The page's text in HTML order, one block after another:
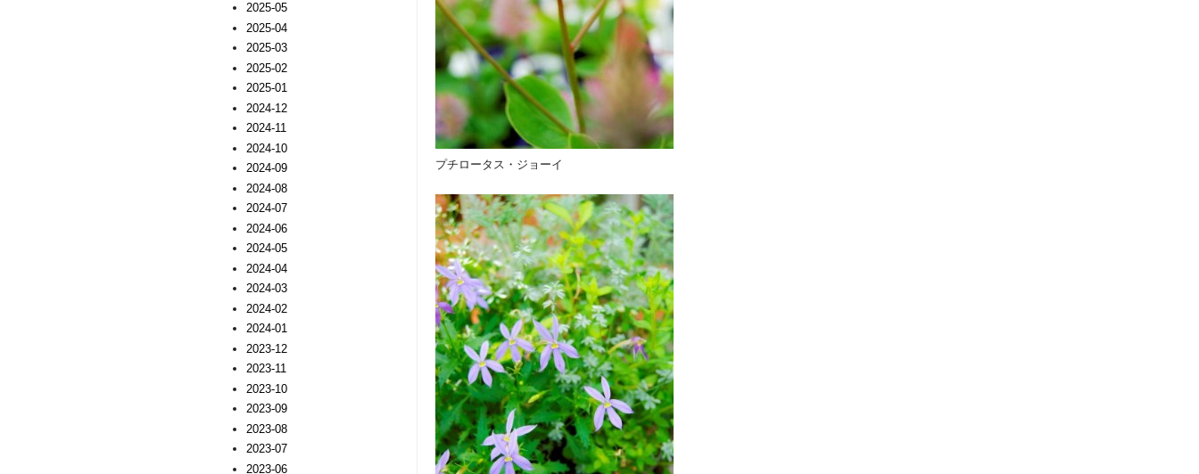
プチロータス・ジョーイ
2025-05
2025-04
2025-03
2025-02
2025-01
2024-12
2024-11
2024-10
2024-09
2024-08
2024-07
2024-06
2024-05
2024-04
2024-03
2024-02
2024-01
2023-12
2023-11
2023-10
2023-09
2023-08
2023-07
2023-06